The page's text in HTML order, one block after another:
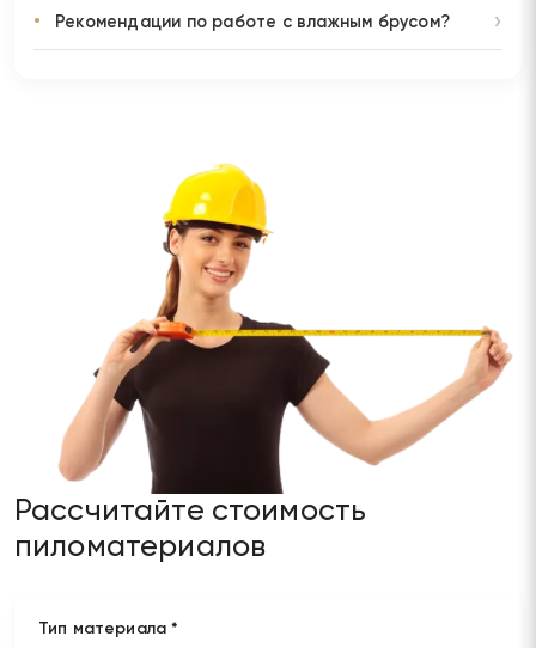
Рекомендации по работе с влажным брусом?
Рассчитайте стоимость
пиломатериалов
Тип материала *